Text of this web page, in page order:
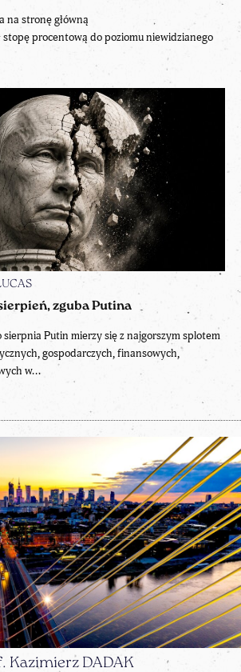
na stronę główną
stopę procentową do poziomu niewidzianego
zguba Putina
sierpnia Putin mierzy się z najgorszym splotem
gospodarczych, finansowych,
w...
Kazimierz DADAK